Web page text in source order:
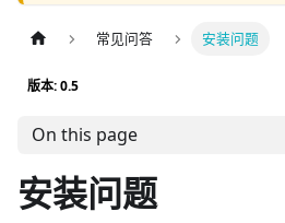
常见问答 安装问题
版本: 0.5
On this page
安装问题